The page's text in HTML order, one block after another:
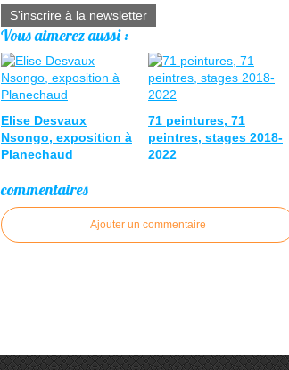
S'inscrire à la newsletter
Vous aimerez aussi :
Elise Desvaux
Nsongo, exposition à
Planechaud
71 peintures, 71
peintres, stages 2018-
2022
commentaires
Ajouter un commentaire